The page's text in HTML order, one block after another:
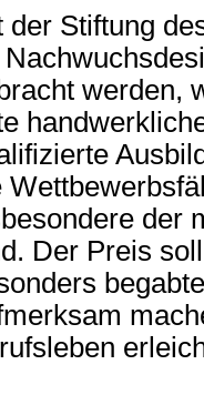
der Stiftung
werden,
der
Der Preis